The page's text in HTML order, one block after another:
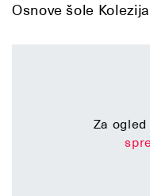
Osnove šole
Za